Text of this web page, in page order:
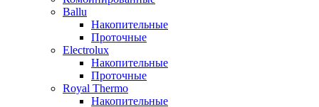
Ballu
Накопительные
Проточные
Electrolux
Накопительные
Проточные
Royal Thermo
Накопительные